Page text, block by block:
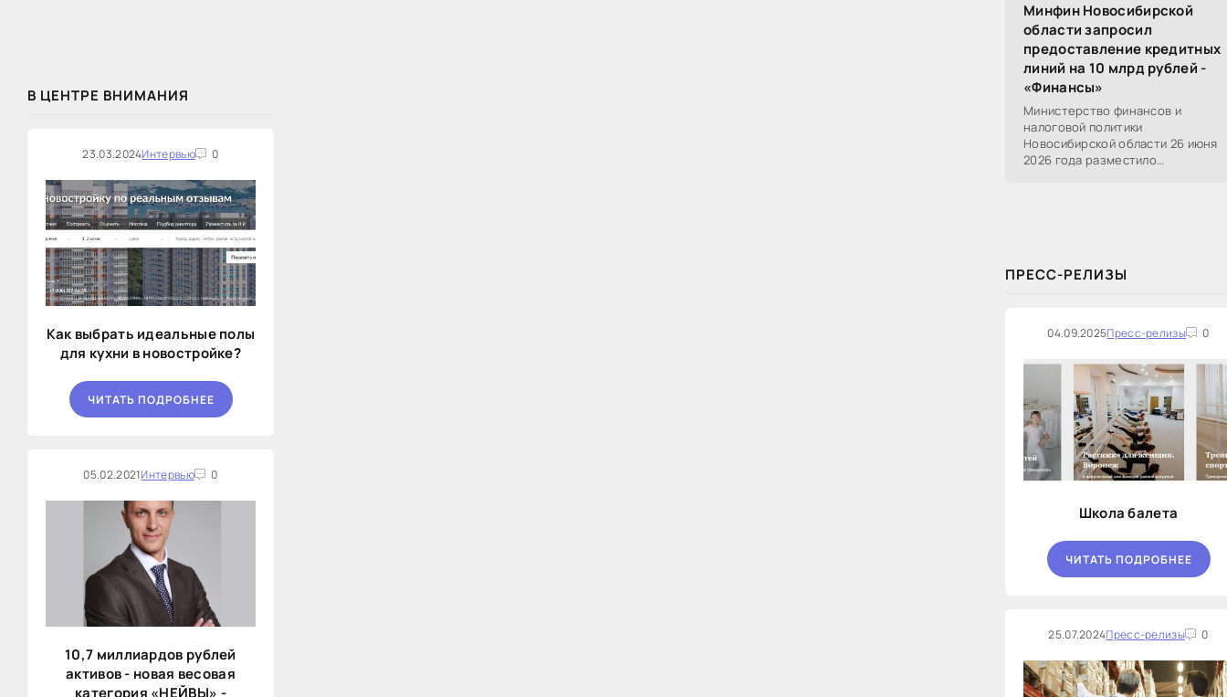
В ЦЕНТРЕ ВНИМАНИЯ
23.03.2024Интервью 0
Как выбрать идеальные полы
для кухни в новостройке?
ЧИТАТЬ ПОДРОБНЕЕ
05.02.2021Интервью 0
10,7 миллиардов рублей
активов - новая весовая
категория «НЕЙВЫ» -
Минфин Новосибирской
области запросил
предоставление кредитных
линий на 10 млрд рублей -
«Финансы»
Министерство финансов и
налоговой политики
Новосибирской области 26 июня
2026 года разместило
ПРЕСС-РЕЛИЗЫ
04.09.2025Пресс-релизы 0
Школа балета
ЧИТАТЬ ПОДРОБНЕЕ
25.07.2024Пресс-релизы 0